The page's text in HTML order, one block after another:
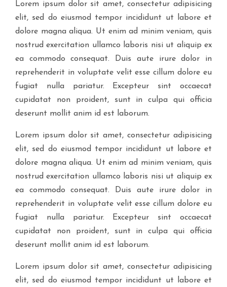
Lorem ipsum dolor sit amet, consectetur adipisicing
elit, sed do eiusmod tempor incididunt ut labore et
dolore magna aliqua. Ut enim ad minim veniam, quis
nostrud exercitation ullamco laboris nisi ut aliquip ex
ea commodo consequat. Duis aute irure dolor in
reprehenderit in voluptate velit esse cillum dolore eu
fugiat nulla pariatur. Excepteur sint occaecat
cupidatat non proident, sunt in culpa qui officia
deserunt mollit anim id est laborum.
Lorem ipsum dolor sit amet, consectetur adipisicing
elit, sed do eiusmod tempor incididunt ut labore et
dolore magna aliqua. Ut enim ad minim veniam, quis
nostrud exercitation ullamco laboris nisi ut aliquip ex
ea commodo consequat. Duis aute irure dolor in
reprehenderit in voluptate velit esse cillum dolore eu
fugiat nulla pariatur. Excepteur sint occaecat
cupidatat non proident, sunt in culpa qui officia
deserunt mollit anim id est laborum.
Lorem ipsum dolor sit amet, consectetur adipisicing
elit, sed do eiusmod tempor incididunt ut labore et